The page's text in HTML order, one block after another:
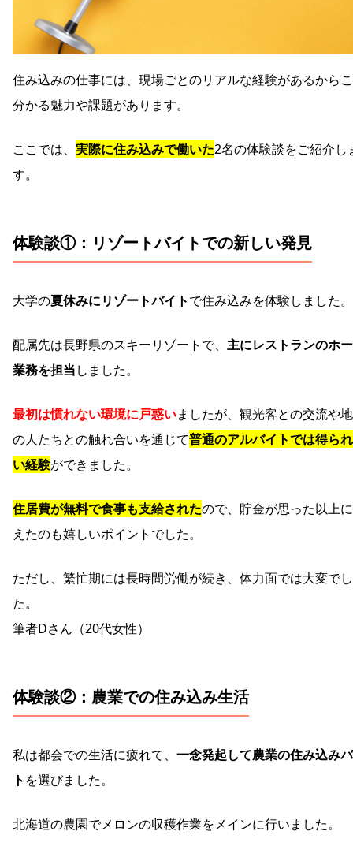
住み込みの仕事には、現場ごとのリアルな経験があるから
分かる魅力や課題があります。
ここでは、 実際に住み込みで働いた2名の体験談をご紹介し
す。
体験談①：リゾートバイトでの新しい発見
大学の夏休みにリゾートバイトで住み込みを体験しました。
配属先は長野県のスキーリゾートで、 主にレストランのホ
業務を担当しました。
最初は慣れない環境に戸惑いましたが、観光客との交流や
の人たちとの触れ合いを通じて普通のアルバイトでは得ら
い経験ができました。
住居費が無料で食事も支給されたので、貯金が思った以上
えたのも嬉しいポイントでした。
ただし、繁忙期には長時間労働が続き、体力面では大変でし
た。
筆者Dさん（20代女性）
体験談②：農業での住み込み生活
私は都会での生活に疲れて、 一念発起して農業の住み込み
ト を選びました。
北海道の農園でメロンの収穫作業をメインに行いました。